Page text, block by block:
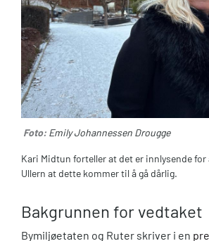
Foto: Emily Johannessen Drougge
Kari Midtun forteller at det er innlysende for
Ullern at dette kommer til å gå dårlig.
Bakgrunnen for vedtaket
Bymiljøetaten og Ruter skriver i en